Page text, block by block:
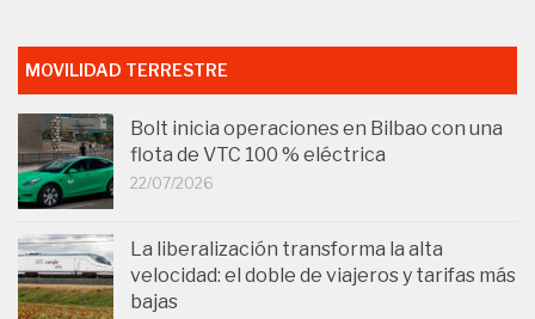
MOVILIDAD TERRESTRE
Bolt inicia operaciones en Bilbao con una
flota de VTC 100 % eléctrica
22/07/2026
La liberalización transforma la alta
velocidad: el doble de viajeros y tarifas más
bajas